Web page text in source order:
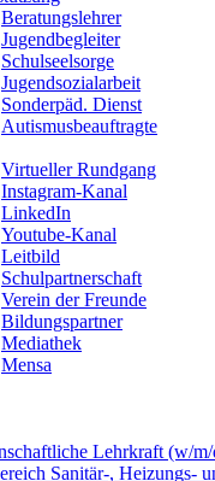
Beratungslehrer
Jugendbegleiter
Schulseelsorge
Jugendsozialarbeit
Sonderpäd. Dienst
Autismusbeauftragte
Virtueller Rundgang
Instagram-Kanal
LinkedIn
Youtube-Kanal
Leitbild
Schulpartnerschaft
Verein der Freunde
Bildungspartner
Mediathek
Mensa
Lehrkraft (w/
Sanitär-, Heizungs-